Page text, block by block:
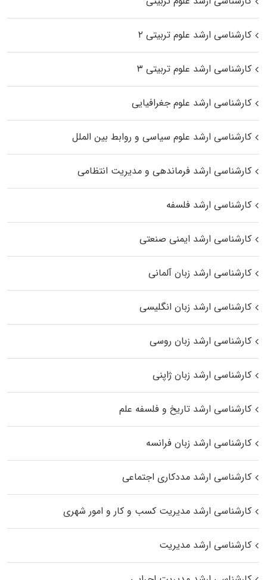
کارشناسی ارشد علوم تربیتی ۲
کارشناسی ارشد علوم تربیتی ۳
کارشناسی ارشد علوم جغرافیایی
کارشناسی ارشد علوم سیاسی و روابط بین الملل
کارشناسی ارشد فرماندهی و مدیریت انتظامی
کارشناسی ارشد فلسفه
کارشناسی ارشد ایمنی صنعتی
کارشناسی ارشد زبان آلمانی
کارشناسی ارشد زبان انگلیسی
کارشناسی ارشد زبان روسی
کارشناسی ارشد زبان ژاپنی
کارشناسی ارشد تاریخ و فلسفه علم
کارشناسی ارشد زبان فرانسه
کارشناسی ارشد مددکاری اجتماعی
کارشناسی ارشد مدیریت کسب و کار و امور شهری
کارشناسی ارشد مدیریت